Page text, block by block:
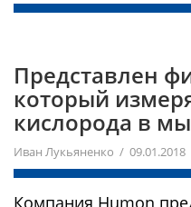
Представлен
который
кислорода в
Иван Лукьяненко / 09.01.2018
Компания Humon